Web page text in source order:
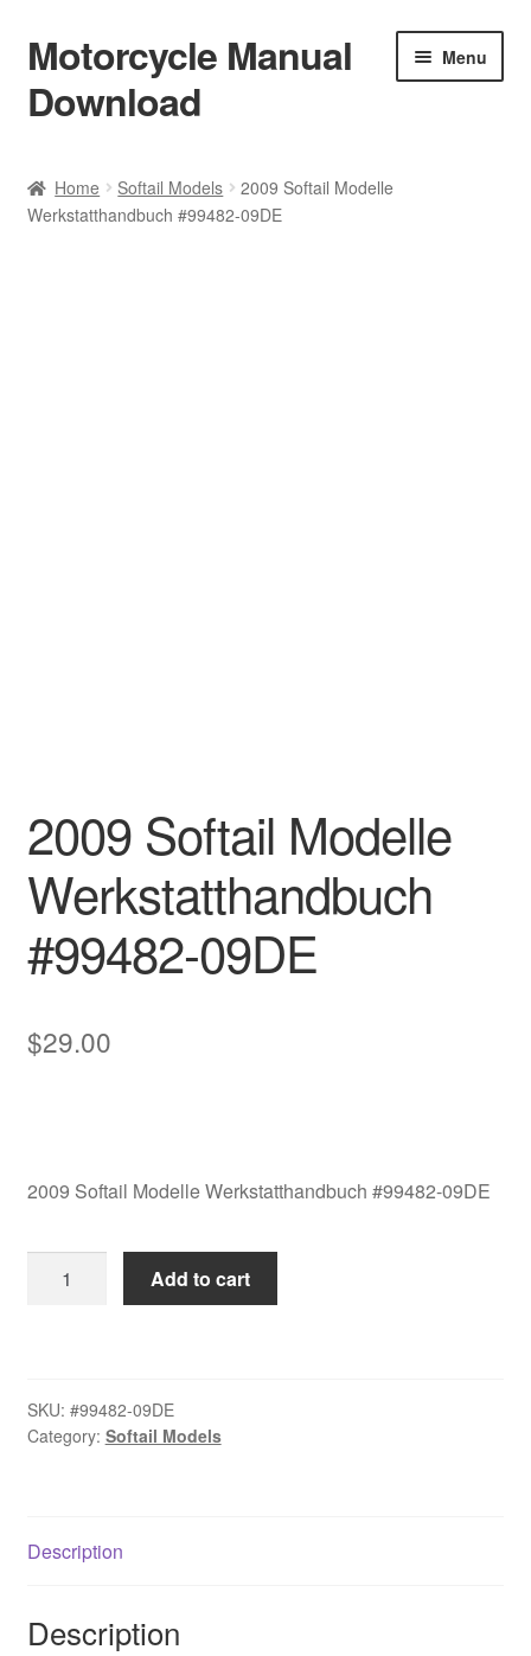
Skip
to
navigation
Skip
to
content
Motorcycle Manual
Download
Menu
Shop
Home Softail Models
2009 Softail Modelle
Werkstatthandbuch #99482-09DE
2009 Softail Modelle
Werkstatthandbuch
#99482-09DE
$29.00
2009 Softail Modelle Werkstatthandbuch #99482-09DE
2009
09DE
quantity
Add to cart
SKU: #99482-09DE
Category: Softail Models
Description
Description